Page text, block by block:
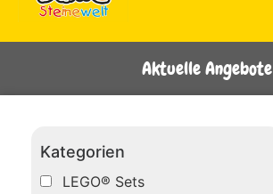
Aktuelle Angebote
Kategorien
LEGO® Sets